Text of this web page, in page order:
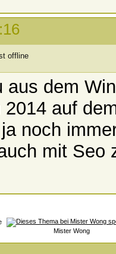
aus dem
auf
noch
mit Seo
Mister Wong